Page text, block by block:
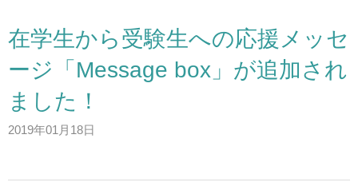
サイトマップ
在学生から受験生への応援メッセ
ージ「Message box」が追加され
ました！
2019年01月18日